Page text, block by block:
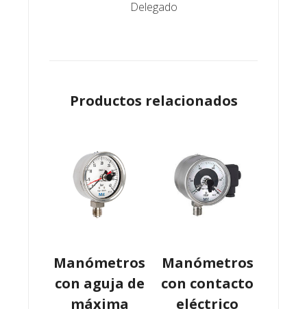
Delegado
Productos relacionados
Manómetros
con aguja de
máxima
Manómetros
con contacto
eléctrico